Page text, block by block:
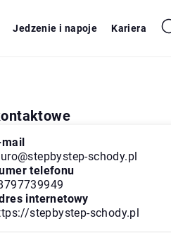
Jedzenie i napoje Kariera
mail
schody.pl
telefonu
internetowy
stepbystep-schody.pl